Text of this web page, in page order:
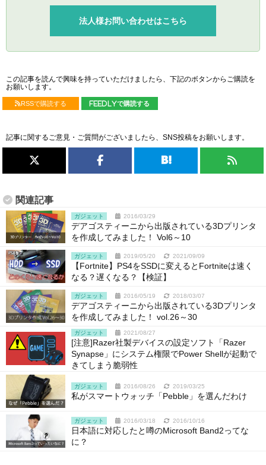
法人様お問い合わせはこちら
この記事を読んで興味を持っていただけましたら、下記のボタンからご購読を
お願いします。
RSSで購読する feedlyで購読する
記事に関するご意見・ご質問がございましたら、SNS投稿をお願いします。
関連記事
ガジェット 2016/03/29
デアゴスティーニから出版されている3Dプリンタ
を作成してみました！ Vol6～10
ガジェット 2019/05/20 2021/09/09
【Fortnite】PS4をSSDに変えるとFortniteは速く
なる？遅くなる？【検証】
ガジェット 2016/05/19 2018/03/07
デアゴスティーニから出版されている3Dプリンタ
を作成してみました！ vol.26～30
ガジェット 2021/08/27
[注意]Razer社製デバイスの設定ソフト「Razer
Synapse」にシステム権限でPower Shellが起動で
きてしまう脆弱性
ガジェット 2016/08/26 2019/03/25
私がスマートウォッチ「Pebble」を選んだわけ
ガジェット 2016/03/18 2016/10/16
日本語に対応したと噂のMicrosoft Band2ってな
に？